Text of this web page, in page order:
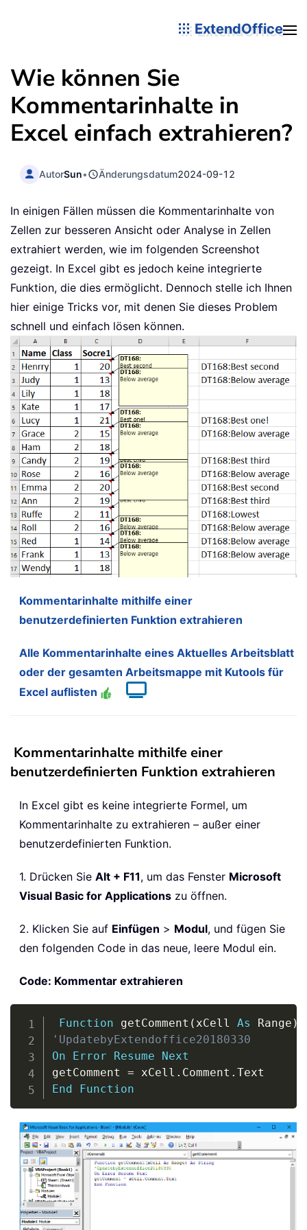
ExtendOffice
Wie können Sie
Kommentarinhalte in
Excel einfach extrahieren?
AutorSun• Änderungsdatum2024-09-12
In einigen Fällen müssen die Kommentarinhalte von
Zellen zur besseren Ansicht oder Analyse in Zellen
extrahiert werden, wie im folgenden Screenshot
gezeigt. In Excel gibt es jedoch keine integrierte
Funktion, die dies ermöglicht. Dennoch stelle ich Ihnen
hier einige Tricks vor, mit denen Sie dieses Problem
schnell und einfach lösen können.
Kommentarinhalte mithilfe einer
benutzerdefinierten Funktion extrahieren
Alle Kommentarinhalte eines Aktuelles Arbeitsblatt
oder der gesamten Arbeitsmappe mit Kutools für
Excel auflisten
Kommentarinhalte mithilfe einer
benutzerdefinierten Funktion extrahieren
In Excel gibt es keine integrierte Formel, um
Kommentarinhalte zu extrahieren – außer einer
benutzerdefinierten Funktion.
1. Drücken Sie Alt + F11, um das Fenster Microsoft
Visual Basic for Applications zu öffnen.
2. Klicken Sie auf Einfügen > Modul, und fügen Sie
den folgenden Code in das neue, leere Modul ein.
Code: Kommentar extrahieren
Function getComment ( xCell As Range )
'UpdatebyExtendoffice20180330
On
Error Resume
Next
getComment = xCell . Comment .
End
Function
Copy